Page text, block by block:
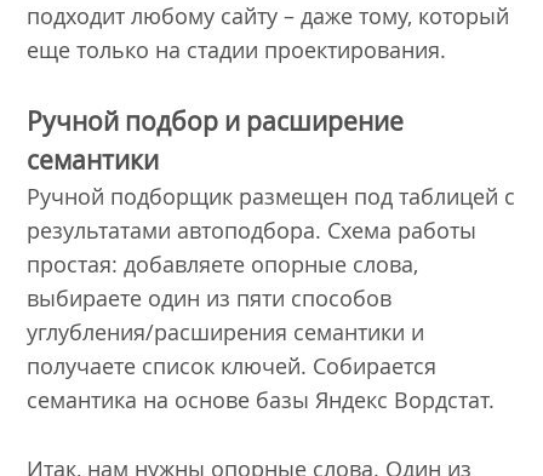
подходит любому сайту – даже тому, который
еще только на стадии проектирования.
Ручной подбор и расширение
семантики
Ручной подборщик размещен под таблицей с
результатами автоподбора. Схема работы
простая: добавляете опорные слова,
выбираете один из пяти способов
углубления/расширения семантики и
получаете список ключей. Собирается
семантика на основе базы Яндекс Вордстат.
Итак, нам нужны опорные слова. Один из